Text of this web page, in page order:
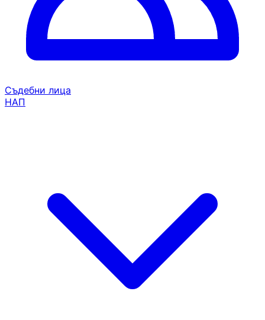
Съдебни лица
НАП